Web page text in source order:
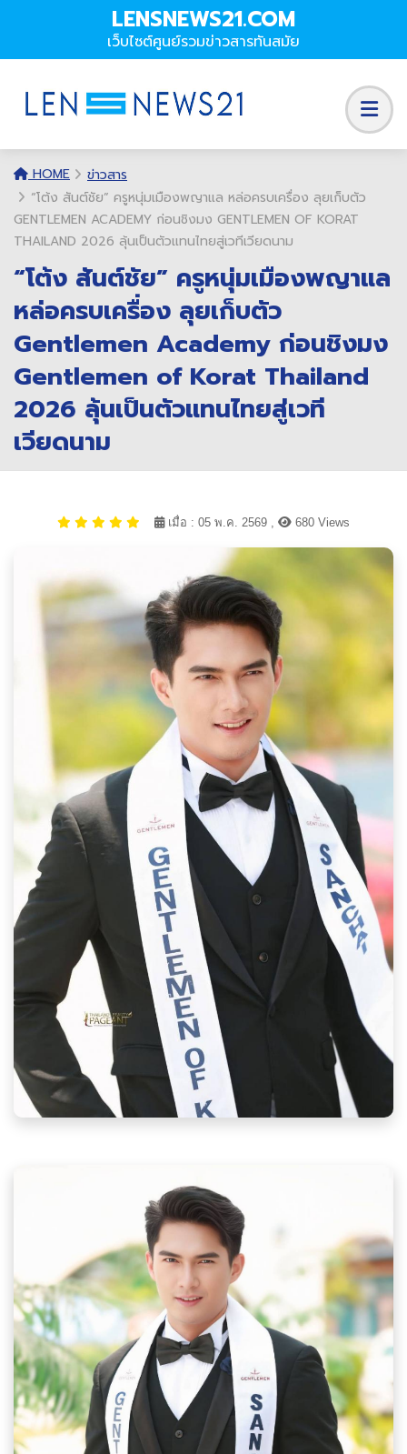
LENSNEWS21.COM
เว็บไซต์ศูนย์รวมข่าวสารทันสมัย
HOME
ข่าวสาร
“โต้ง สันต์ชัย” ครูหนุ่มเมืองพญาแล หล่อครบเครื่อง ลุยเก็บตัว
GENTLEMEN ACADEMY ก่อนชิงมง GENTLEMEN OF KORAT
THAILAND 2026 ลุ้นเป็นตัวแทนไทยสู่เวทีเวียดนาม
“โต้ง สันต์ชัย” ครูหนุ่มเมืองพญาแล
หล่อครบเครื่อง ลุยเก็บตัว
Gentlemen Academy ก่อนชิงมง
Gentlemen of Korat Thailand
2026 ลุ้นเป็นตัวแทนไทยสู่เวที
เวียดนาม
เมื่อ : 05 พ.ค. 2569 , 680 Views